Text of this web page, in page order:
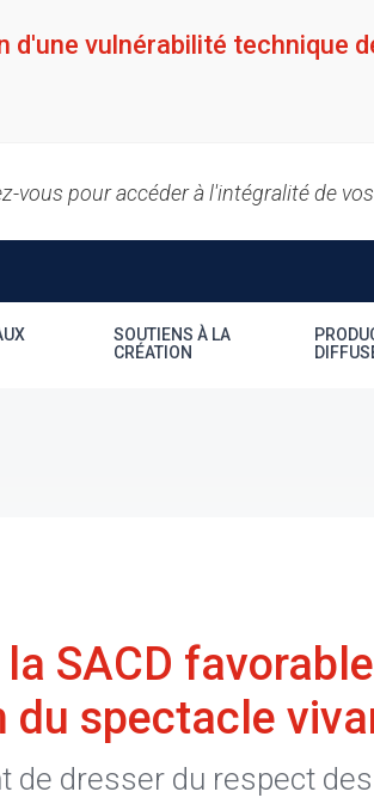
vulnérabilité technique
vous pour accéder à l'intégralité de
SOUTIENS À LA
CRÉATION
SACD
du spectacle
de dresser du respect